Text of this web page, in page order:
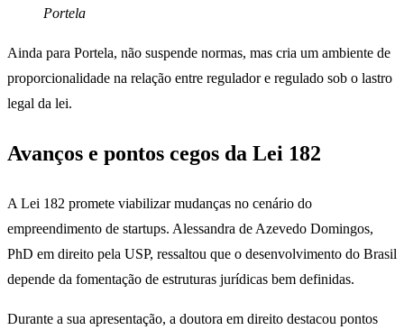
Portela
Ainda para Portela, não suspende normas, mas cria um ambiente de
proporcionalidade na relação entre regulador e regulado sob o lastro
legal da lei.
Avanços e pontos cegos da Lei 182
A Lei 182 promete viabilizar mudanças no cenário do
empreendimento de startups. Alessandra de Azevedo Domingos,
PhD em direito pela USP, ressaltou que o desenvolvimento do Brasil
depende da fomentação de estruturas jurídicas bem definidas.
Durante a sua apresentação, a doutora em direito destacou pontos